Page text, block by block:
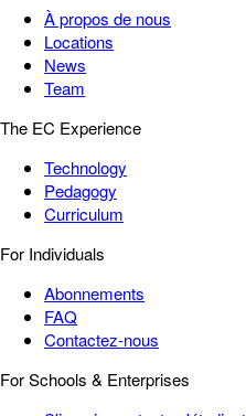
À propos de nous
Locations
News
Team
The EC Experience
Technology
Pedagogy
Curriculum
For Individuals
Abonnements
FAQ
Contactez-nous
For Schools & Enterprises